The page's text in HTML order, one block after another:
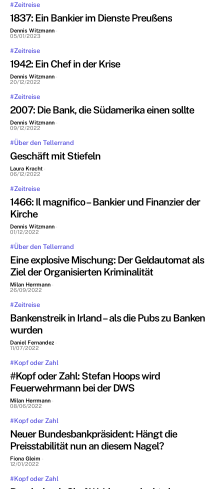
#Zeitreise
1837: Ein Bankier im Dienste Preußens
Dennis Witzmann -
05/01/2023
#Zeitreise
1942: Ein Chef in der Krise
Dennis Witzmann -
20/12/2022
#Zeitreise
2007: Die Bank, die Südamerika einen sollte
Dennis Witzmann -
09/12/2022
#Über den Tellerrand
Geschäft mit Stiefeln
Laura Kracht -
06/12/2022
#Zeitreise
1466: Il magnifico – Bankier und Finanzier der
Kirche
Dennis Witzmann -
01/12/2022
#Über den Tellerrand
Eine explosive Mischung: Der Geldautomat als
Ziel der Organisierten Kriminalität
Milan Herrmann -
26/09/2022
#Zeitreise
Bankenstreik in Irland – als die Pubs zu Banken
wurden
Daniel Fernandez -
11/07/2022
#Kopf oder Zahl
#Kopf oder Zahl: Stefan Hoops wird
Feuerwehrmann bei der DWS
Milan Herrmann -
08/06/2022
#Kopf oder Zahl
Neuer Bundesbankpräsident: Hängt die
Preisstabilität nun an diesem Nagel?
Fiona Gleim -
12/01/2022
#Kopf oder Zahl